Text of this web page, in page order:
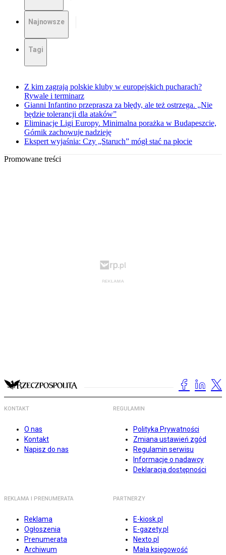
Najnowsze
Tagi
Z kim zagrają polskie kluby w europejskich pucharach?
Rywale i terminarz
Gianni Infantino przeprasza za błędy, ale też ostrzega. „Nie
będzie tolerancji dla ataków”
Eliminacje Ligi Europy. Minimalna porażka w Budapeszcie,
Górnik zachowuje nadzieję
Ekspert wyjaśnia: Czy „Staruch” mógł stać na płocie
Promowane treści
KONTAKT
O nas
Kontakt
Napisz do nas
REGULAMIN
Polityka Prywatności
Zmiana ustawień zgód
Regulamin serwisu
Informacje o nadawcy
Deklaracja dostępności
REKLAMA I PRENUMERATA
Reklama
Ogłoszenia
Prenumerata
Archiwum
PARTNERZY
E-kiosk.pl
E-gazety.pl
Nexto.pl
Mała księgowość